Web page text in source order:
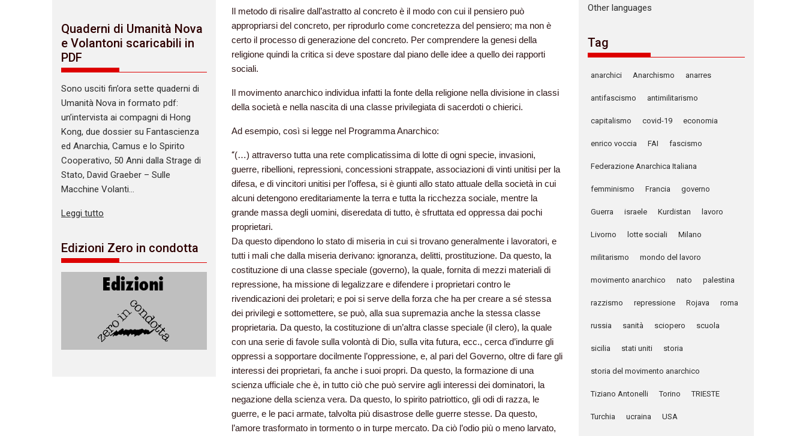
Il metodo di risalire dall’astratto al concreto è il modo con cui il pensiero può
appropriarsi del concreto, per riprodurlo come concretezza del pensiero; ma non è
certo il processo di generazione del concreto. Per comprendere la genesi della
religione quindi la critica si deve spostare dal piano delle idee a quello dei rapporti
sociali.
Il movimento anarchico individua infatti la fonte della religione nella divisione in classi
della società e nella nascita di una classe privilegiata di sacerdoti o chierici.
Ad esempio, così si legge nel Programma Anarchico:
“(…) attraverso tutta una rete complicatissima di lotte di ogni specie, invasioni,
guerre, ribellioni, repressioni, concessioni strappate, associazioni di vinti unitisi per la
difesa, e di vincitori unitisi per l’offesa, si è giunti allo stato attuale della società in cui
alcuni detengono ereditariamente la terra e tutta la ricchezza sociale, mentre la
grande massa degli uomini, diseredata di tutto, è sfruttata ed oppressa dai pochi
proprietari.
Da questo dipendono lo stato di miseria in cui si trovano generalmente i lavoratori, e
tutti i mali che dalla miseria derivano: ignoranza, delitti, prostituzione. Da questo, la
costituzione di una classe speciale (governo), la quale, fornita di mezzi materiali di
repressione, ha missione di legalizzare e difendere i proprietari contro le
rivendicazioni dei proletari; e poi si serve della forza che ha per creare a sé stessa
dei privilegi e sottomettere, se può, alla sua supremazia anche la stessa classe
proprietaria. Da questo, la costituzione di un’altra classe speciale (il clero), la quale
con una serie di favole sulla volontà di Dio, sulla vita futura, ecc., cerca d’indurre gli
oppressi a sopportare docilmente l’oppressione, e, al pari del Governo, oltre di fare gli
interessi dei proprietari, fa anche i suoi propri. Da questo, la formazione di una
scienza ufficiale che è, in tutto ciò che può servire agli interessi dei dominatori, la
negazione della scienza vera. Da questo, lo spirito patriottico, gli odi di razza, le
guerre, e le paci armate, talvolta più disastrose delle guerre stesse. Da questo,
l’amore trasformato in tormento o in turpe mercato. Da ciò l’odio più o meno larvato,
Quaderni di Umanità Nova
e Volantoni scaricabili in
PDF
Sono usciti fin’ora sette quaderni di
Umanità Nova in formato pdf:
un’intervista ai compagni di Hong
Kong, due dossier su Fantascienza
ed Anarchia, Camus e lo Spirito
Cooperativo, 50 Anni dalla Strage di
Stato, David Graeber – Sulle
Macchine Volanti…
Leggi tutto
Edizioni Zero in condotta
Other languages
Tag
anarchici Anarchismo anarres
antifascismo antimilitarismo
capitalismo covid-19 economia
enrico voccia FAI fascismo
Federazione Anarchica Italiana
femminismo Francia governo
Guerra israele Kurdistan lavoro
Livorno lotte sociali Milano
militarismo mondo del lavoro
movimento anarchico nato palestina
razzismo repressione Rojava roma
russia sanità sciopero scuola
sicilia stati uniti storia
storia del movimento anarchico
Tiziano Antonelli Torino TRIESTE
Turchia ucraina USA